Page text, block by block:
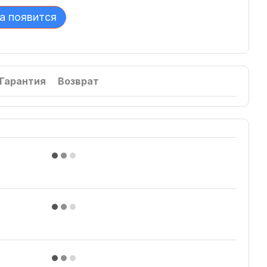
появится
Гарантия Возврат